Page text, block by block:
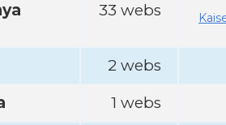
33 webs
2 webs
1 webs